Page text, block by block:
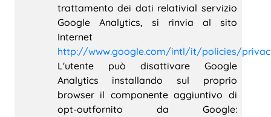
trattamento dei dati relativial servizio
Google Analytics, si rinvia al sito
Internet
http://www.google.com/intl/it/policies/
L'utente può disattivare Google
Analytics installando sul proprio
browser il componente aggiuntivo di
opt-outfornito da Google: